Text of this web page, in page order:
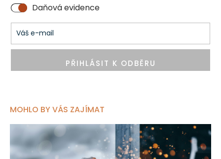
Daňová evidence
PŘIHLÁSIT K ODBĚRU
MOHLO BY VÁS ZAJÍMAT